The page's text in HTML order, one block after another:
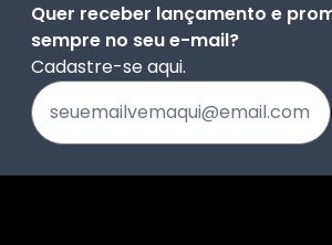
Quer receber lançamento e
sempre no seu e-mail?
Cadastre-se aqui.